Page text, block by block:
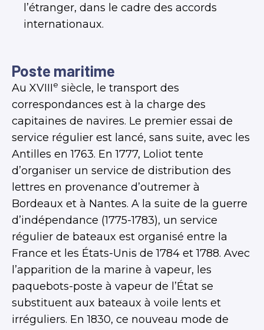
l’étranger, dans le cadre des accords
internationaux.
Poste maritime
Au XVIIIe siècle, le transport des
correspondances est à la charge des
capitaines de navires. Le premier essai de
service régulier est lancé, sans suite, avec les
Antilles en 1763. En 1777, Loliot tente
d’organiser un service de distribution des
lettres en provenance d’outremer à
Bordeaux et à Nantes. A la suite de la guerre
d’indépendance (1775-1783), un service
régulier de bateaux est organisé entre la
France et les États-Unis de 1784 et 1788. Avec
l’apparition de la marine à vapeur, les
paquebots-poste à vapeur de l’État se
substituent aux bateaux à voile lents et
irréguliers. En 1830, ce nouveau mode de